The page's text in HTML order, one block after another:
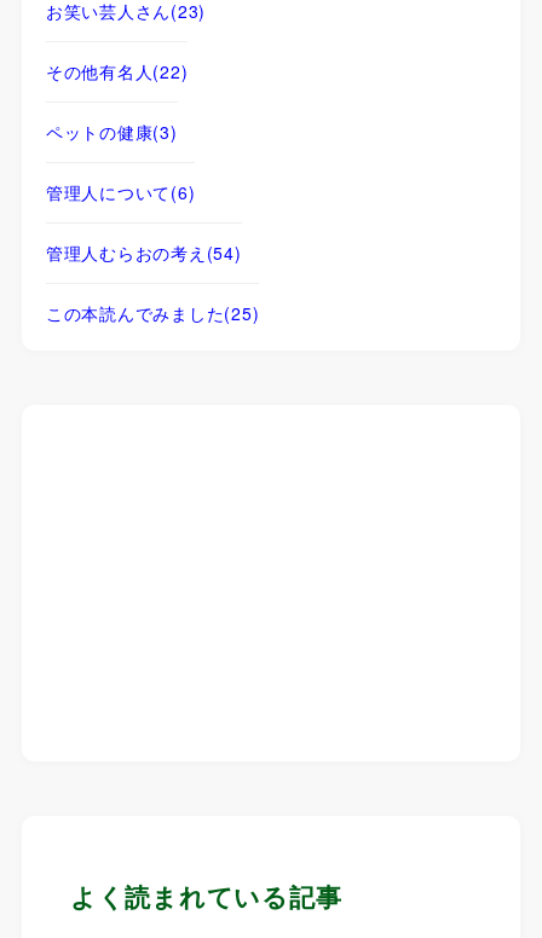
お笑い芸人さん(23)
その他有名人 (22)
ペットの健康(3)
管理人について(6)
管理人むらおの考え (54)
この本読んでみました(25)
よく読まれている記事